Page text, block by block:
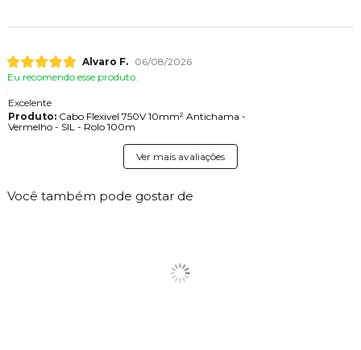
Alvaro F.
06/08/2026
Eu recomendo esse produto.
Excelente
Produto:Cabo Flexivel 750V 10mm² Antichama -
Vermelho - SIL - Rolo 100m
Ver mais avaliações
Você também pode gostar de